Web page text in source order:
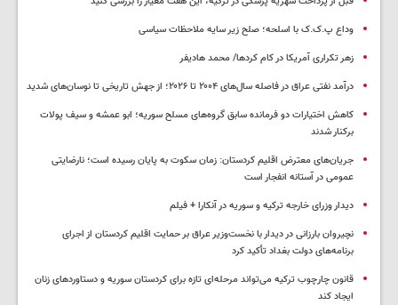
وداع پ.ک.ک با اسلحه؛ صلح زیر سایه ملاحظات سیاسی
زهر تکراری آمریکا در کام کردها/ محمد هادیفر
درآمد نفتی عراق در فاصله سال‌های ۲۰۰۴ تا ۲۰۲۶؛ از جهش تاریخی تا نوسان‌های شدید
کاهش اختیارات دو فرمانده سابق گروه‌های مسلح سوریه؛ ابو عمشه و سیف پولات
برکنار شدند
جریان‌های معترض اقلیم کردستان: زمان سکوت به پایان رسیده است؛ نارضایتی
عمومی در آستانه انفجار است
دیدار وزرای خارجه ترکیه و سوریه در آنکارا + فیلم
نچیروان بارزانی در دیدار با نخست‌وزیر عراق بر حمایت اقلیم کردستان از اجرای
برنامه‌های دولت بغداد تأکید کرد
قانون چارچوب ترکیه می‌تواند مرحله‌ای تازه برای کردستان سوریه و دستاوردهای زنان
ایجاد کند